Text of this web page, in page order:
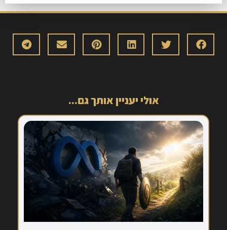
אולי יעניין אותך גם...